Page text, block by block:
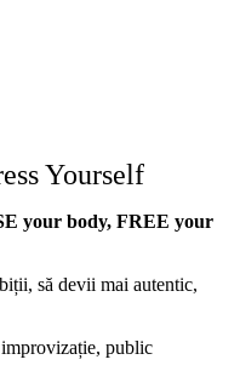
Yourself
your body, FREE your
ții, să devii mai autentic,
ție, public